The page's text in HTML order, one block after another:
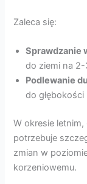
Zaleca się:
Sprawdzanie
do ziemi na 2-
Podlewanie
do
W okresie
potrzebuje
zmian w
korzeniowemu.